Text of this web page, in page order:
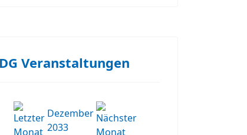
Veranstaltungen
Dezember
2033